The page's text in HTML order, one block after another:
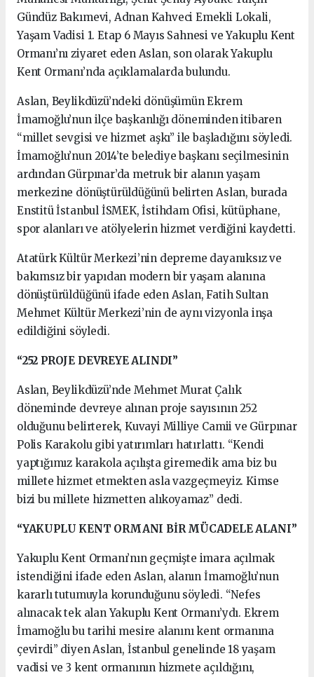
Gündüz Bakımevi, Adnan Kahveci Emekli Lokali,
Yaşam Vadisi 1. Etap 6 Mayıs Sahnesi ve Yakuplu Kent
Ormanı’nı ziyaret eden Aslan, son olarak Yakuplu
Kent Ormanı’nda açıklamalarda bulundu.
Aslan, Beylikdüzü’ndeki dönüşümün Ekrem
İmamoğlu’nun ilçe başkanlığı döneminden itibaren
“millet sevgisi ve hizmet aşkı” ile başladığını söyledi.
İmamoğlu’nun 2014’te belediye başkanı seçilmesinin
ardından Gürpınar’da metruk bir alanın yaşam
merkezine dönüştürüldüğünü belirten Aslan, burada
Enstitü İstanbul İSMEK, İstihdam Ofisi, kütüphane,
spor alanları ve atölyelerin hizmet verdiğini kaydetti.
Atatürk Kültür Merkezi’nin depreme dayanıksız ve
bakımsız bir yapıdan modern bir yaşam alanına
dönüştürüldüğünü ifade eden Aslan, Fatih Sultan
Mehmet Kültür Merkezi’nin de aynı vizyonla inşa
edildiğini söyledi.
“252 PROJE DEVREYE ALINDI”
Aslan, Beylikdüzü’nde Mehmet Murat Çalık
döneminde devreye alınan proje sayısının 252
olduğunu belirterek, Kuvayi Milliye Camii ve Gürpınar
Polis Karakolu gibi yatırımları hatırlattı. “Kendi
yaptığımız karakola açılışta giremedik ama biz bu
millete hizmet etmekten asla vazgeçmeyiz. Kimse
bizi bu millete hizmetten alıkoyamaz” dedi.
“YAKUPLU KENT ORMANI BİR MÜCADELE ALANI”
Yakuplu Kent Ormanı’nın geçmişte imara açılmak
istendiğini ifade eden Aslan, alanın İmamoğlu’nun
kararlı tutumuyla korunduğunu söyledi. “Nefes
alınacak tek alan Yakuplu Kent Ormanı’ydı. Ekrem
İmamoğlu bu tarihi mesire alanını kent ormanına
çevirdi” diyen Aslan, İstanbul genelinde 18 yaşam
vadisi ve 3 kent ormanının hizmete açıldığını,